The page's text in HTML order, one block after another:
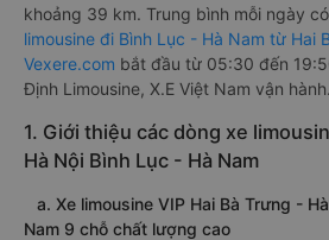
khoảng 39 km. Trung bình mỗi ngày
limousine đi Bình Lục - Hà Nam từ Hai
Vexere.com bắt đầu từ 05:30 đến
Định Limousine, X.E Việt Nam vận hành.
1. Giới thiệu các dòng xe
Hà Nội Bình Lục - Hà Nam
a. Xe limousine VIP Hai Bà Trưng -
Nam 9 chỗ chất lượng cao